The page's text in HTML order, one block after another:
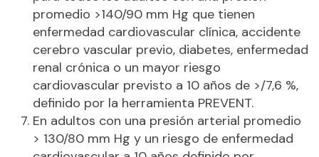
promedio >140/90 mm Hg que tienen
enfermedad cardiovascular clínica, accidente
cerebro vascular previo, diabetes, enfermedad
renal crónica o un mayor riesgo
cardiovascular previsto a 10 años de >/7,6 %,
definido por la herramienta PREVENT.
En adultos con una presión arterial promedio
> 130/80 mm Hg y un riesgo de enfermedad